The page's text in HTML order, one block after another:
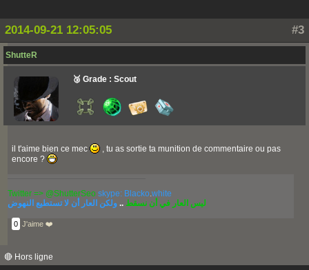
#3
2014-09-21 12:05:05
ShutteR
🥉 Grade : Scout
il t'aime bien ce mec
, tu as sortie ta munition de commentaire ou pas
encore ?
Twitter => @ShutterSeo skype: Blacko.white
ليس العار في أن نسقط .. ولكن العار أن لا تستطيع النهوض
0 J'aime ❤️
🔴 Hors ligne